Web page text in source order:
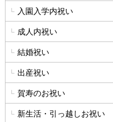
入園入学内祝い
成人内祝い
結婚祝い
出産祝い
賀寿のお祝い
新生活・引っ越しお祝い